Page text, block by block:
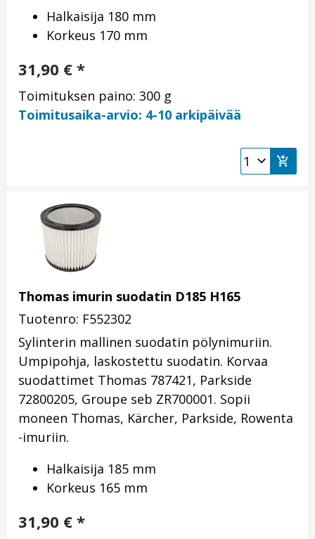
Halkaisija 180 mm
Korkeus 170 mm
31,90 € *
Toimituksen paino: 300 g
Toimitusaika-arvio: 4-10 arkipäivää
Thomas imurin suodatin D185 H165
Tuotenro: F552302
Sylinterin mallinen suodatin pölynimuriin.
Umpipohja, laskostettu suodatin. Korvaa
suodattimet Thomas 787421, Parkside
72800205, Groupe seb ZR700001. Sopii
moneen Thomas, Kärcher, Parkside, Rowenta
-imuriin.
Halkaisija 185 mm
Korkeus 165 mm
31,90 € *